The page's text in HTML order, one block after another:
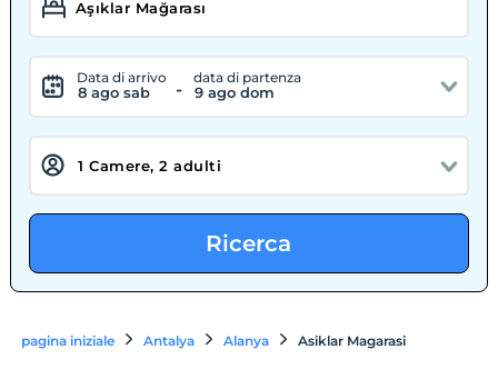
Data di arrivo
8 ago sab -
data di partenza
9 ago dom
Ricerca
pagina iniziale Antalya Alanya Asiklar Magarasi